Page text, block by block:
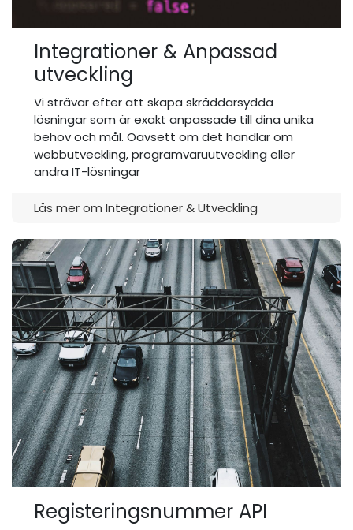
Integrationer & Anpassad
utveckling
Vi strävar efter att skapa skräddarsydda
lösningar som är exakt anpassade till dina unika
behov och mål. Oavsett om det handlar om
webbutveckling, programvaruutveckling eller
andra IT-lösningar
Läs mer om Integrationer & Utveckling
Registeringsnummer API